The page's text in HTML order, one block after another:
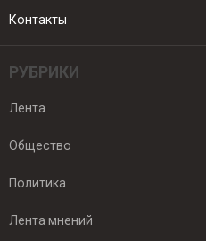
Контакты
РУБРИКИ
Лента
Общество
Политика
Лента мнений